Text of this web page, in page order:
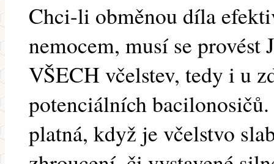
Chci-li obměnou díla
nemocem, musí se
VŠECH včelstev, tedy i u
potenciálních
platná, když je včelstvo